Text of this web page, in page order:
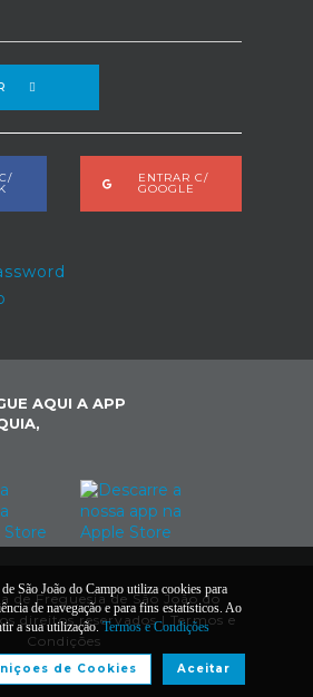
ENTRAR C/
GOOGLE
AQUI A APP
de Freguesia de São João do
direitos reservados | Termos e
Condições
São João do Campo utiliza cookies para
de navegação e para fins estatísticos. Ao
a sua utilização.Termos e Condições
Aceitar
de Cookies